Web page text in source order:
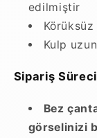
edilmiştir
Körüksüz
Kulp
Sipariş
Bez
görselinizi